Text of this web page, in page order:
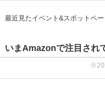
最近見たイベント&スポットペー
いまAmazonで注目され